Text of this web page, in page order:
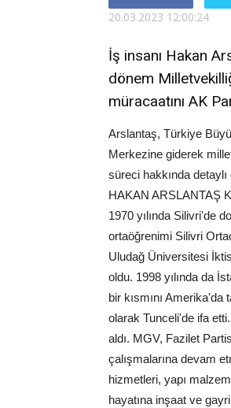
20.03.2023 12:00:24
İş insanı Hakan
dönem
müracaatını AK
Arslantaş, Türkiye
Merkezine giderek
süreci hakkında detaylı
HAKAN ARSLANTAŞ
1970 yılında Silivri'de
ortaöğrenimi Silivri
Uludağ Üniversitesi
oldu. 1998 yılında da
bir kısmını
olarak Tunceli'de ifa
aldı. MGV, Fazilet
çalışmalarına devam
hizmetleri, yapı
hayatına inşaat ve